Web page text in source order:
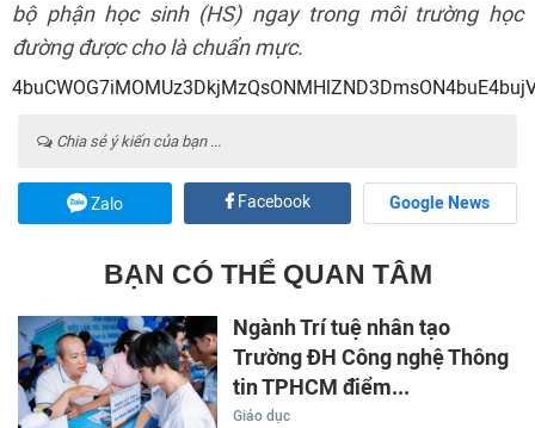
bộ phận học sinh (HS) ngay trong môi trường học
đường được cho là chuẩn mực.
Chia sẻ ý kiến của bạn ...
Zalo Facebook Google News
BẠN CÓ THỂ QUAN TÂM
Ngành Trí tuệ nhân tạo
Trường ĐH Công nghệ Thông
tin TPHCM điểm...
Giáo dục